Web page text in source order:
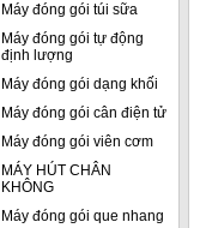
Máy đóng gói túi sữa
Máy đóng gói tự động
định lượng
Máy đóng gói dạng khối
Máy đóng gói cân điện tử
Máy đóng gói viên cơm
MÁY HÚT CHÂN
KHÔNG
Máy đóng gói que nhang